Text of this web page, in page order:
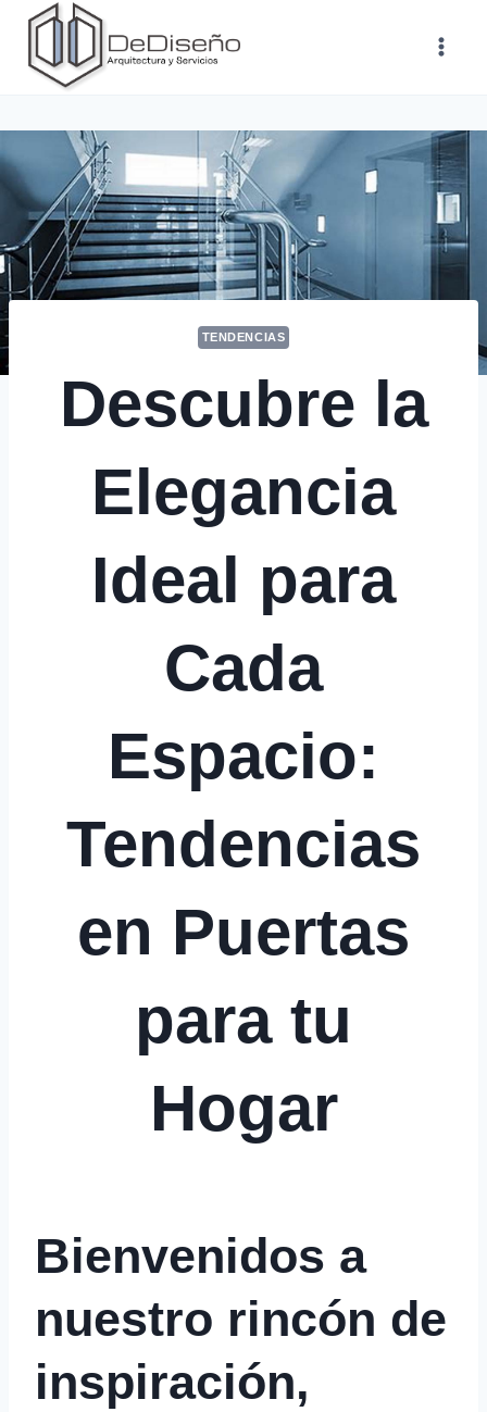
Saltar
contenido
TENDENCIAS
Descubre la
Elegancia
Ideal para
Cada
Espacio:
Tendencias
en Puertas
para tu
Hogar
Bienvenidos a
nuestro rincón de
inspiración,